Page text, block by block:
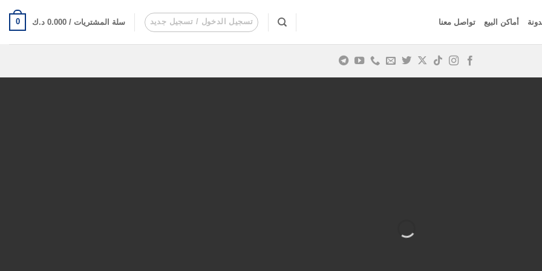
أماكن البيع تواصل معنا تسجيل الدخول / تسجيل جديد سلة المشتريات / 0.000 د.ك 0